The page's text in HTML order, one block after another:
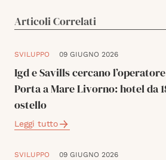
Articoli Correlati
SVILUPPO 09 GIUGNO 2026
Igd e Savills cercano
Porta a Mare Livorno: hotel da
ostello
Leggi tutto
SVILUPPO 09 GIUGNO 2026